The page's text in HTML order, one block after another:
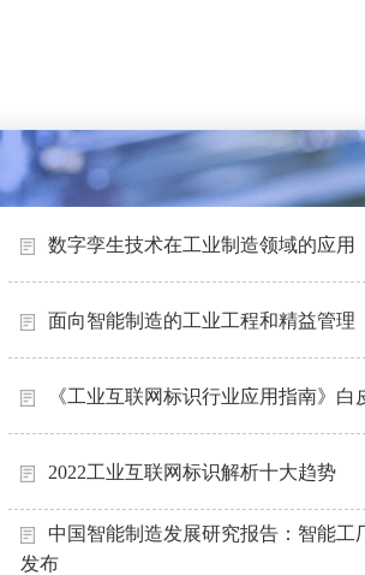
数字孪生技术在工业制造领域的应用
面向智能制造的工业工程和精益管理
《工业互联网标识行业应用指南》白
2022工业互联网标识解析十大趋势
中国智能制造发展研究报告：智能
发布